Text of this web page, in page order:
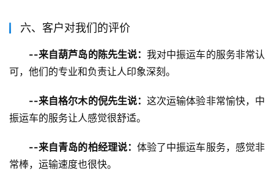
六、客户对我们的评价
--来自葫芦岛的陈先生说：我对中振运车的服务非常认
可，他们的专业和负责让人印象深刻。
--来自格尔木的倪先生说：这次运输体验非常愉快，中
振运车的服务让人感觉很舒适。
--来自青岛的柏经理说： 体验了中振运车服务，感觉非
常棒，运输速度也很快。